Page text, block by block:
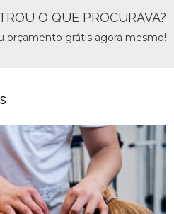
O QUE PROCURAVA?
orçamento grátis agora mesmo!